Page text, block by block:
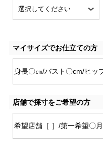
マイサイズでお仕立ての方
店舗で採寸をご希望の方